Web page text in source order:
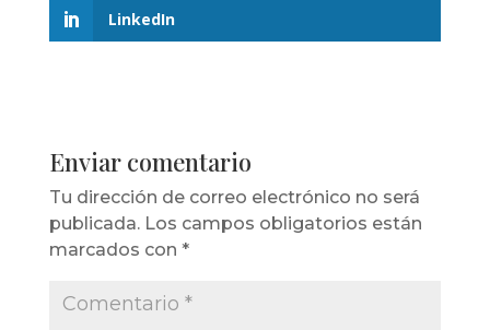
LinkedIn
Enviar comentario
Tu dirección de correo electrónico no será
publicada. Los campos obligatorios están
marcados con *